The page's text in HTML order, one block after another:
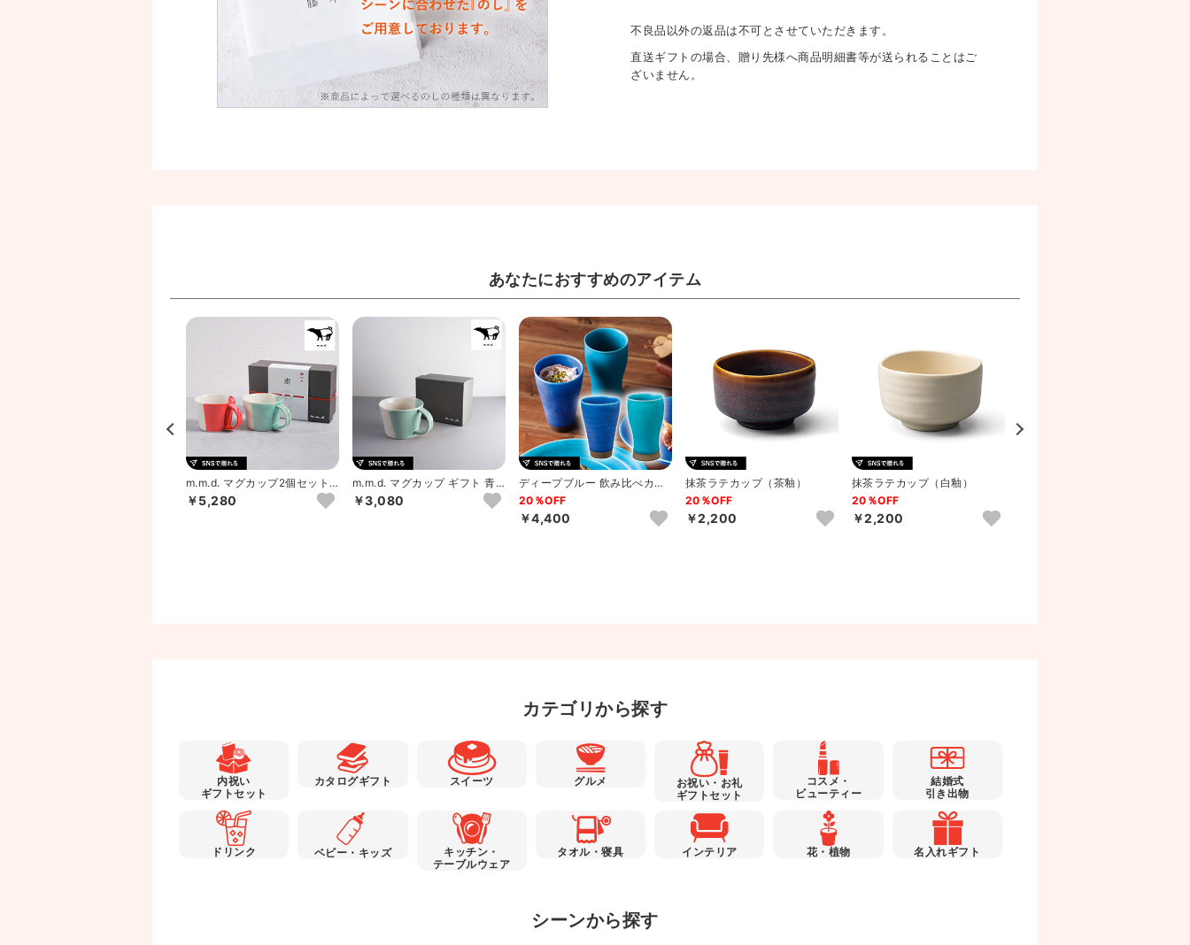
不良品以外の返品は不可とさせていただきます。
直送ギフトの場合、贈り先様へ商品明細書等が送られることはご
ざいません。
あなたにおすすめのアイテム
m.m.d. マグカップ2個セット
朱＋青磁
￥5,280
m.m.d. マグカップ ギフト 青
磁
￥3,080
ディープブルー 飲み比べカッ
プ
20％OFF
￥4,400
抹茶ラテカップ（茶釉）
20％OFF
￥2,200
抹茶ラテカップ（白釉）
20％OFF
￥2,200
カテゴリから探す
内祝い
ギフトセット
カタログギフト スイーツ グルメ
お祝い・お礼
ギフトセット
コスメ・
ビューティー
結婚式
引き出物
ドリンク ベビー・キッズ
キッチン・
テーブルウェア
タオル・寝具 インテリア 花・植物 名入れギフト
シーンから探す